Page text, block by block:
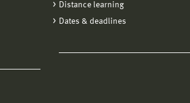
Distance learning
Dates & deadlines